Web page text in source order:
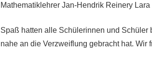
Mathematiklehrer Jan-Hendrik Reinery
Spaß hatten alle Schülerinnen und
nahe an die Verzweiflung gebracht hat. Wir